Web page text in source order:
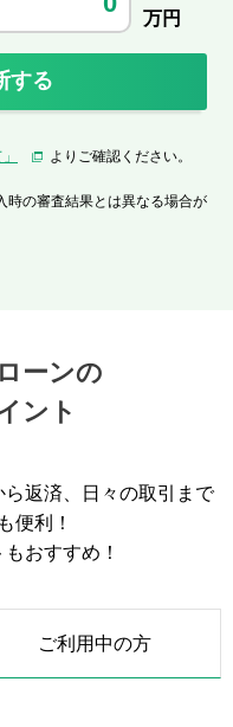
万円
する
よりご確認ください。
時の審査結果とは異なる場合が
ーンの
ント
返済、日々の取引まで
便利！
おすすめ！
ご利用中の方